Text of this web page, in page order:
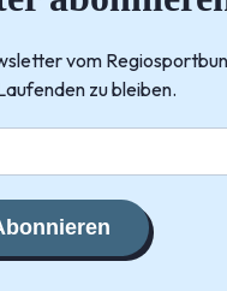
vom
zu bleiben.